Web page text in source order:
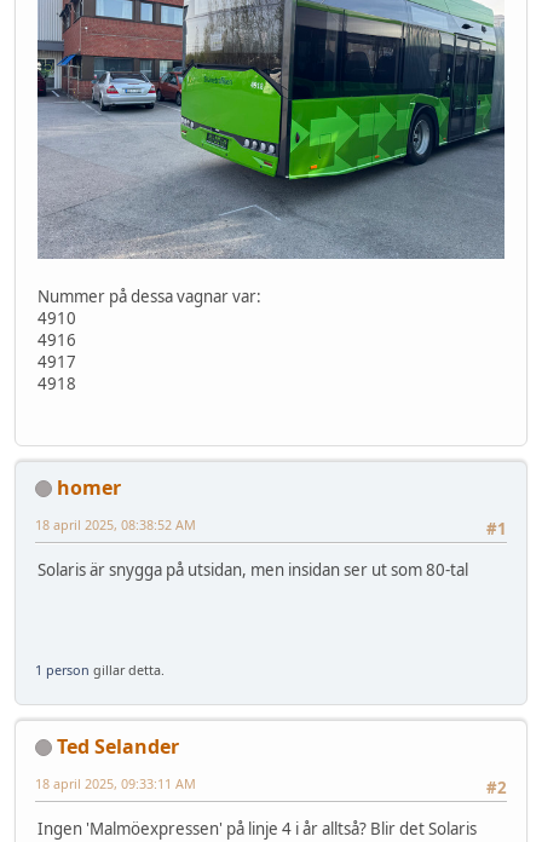
Nummer på dessa vagnar var:
4910
4916
4917
4918
homer
#1
18 april 2025, 08:38:52 AM
Solaris är snygga på utsidan, men insidan ser ut som 80-tal
1 person gillar detta.
Ted Selander
#2
18 april 2025, 09:33:11 AM
Ingen 'Malmöexpressen' på linje 4 i år alltså? Blir det Solaris